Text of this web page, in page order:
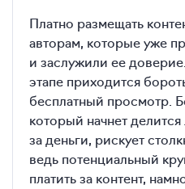
Платно размещать
авторам, которые уже
и заслужили ее
этапе приходится
бесплатный просмотр.
который начнет
за деньги, рискует
ведь потенциальный
платить за контент,